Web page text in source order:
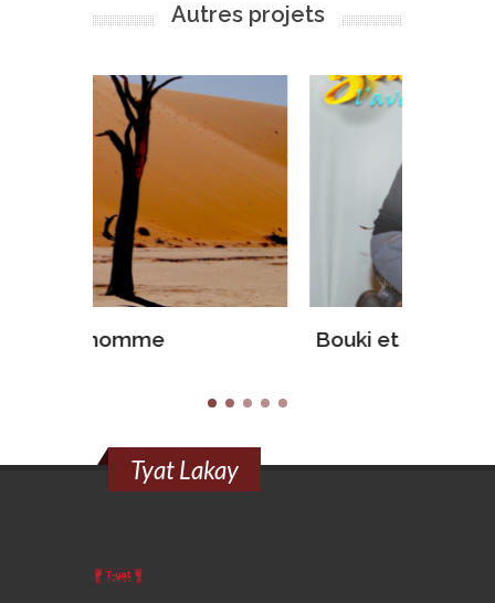
Autres projets
Bouki et Malice 2
Tyat Lakay